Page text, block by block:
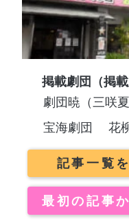
掲載劇団（掲載
劇団暁（三咲
宝海劇団
花
記事一覧
最初の記事